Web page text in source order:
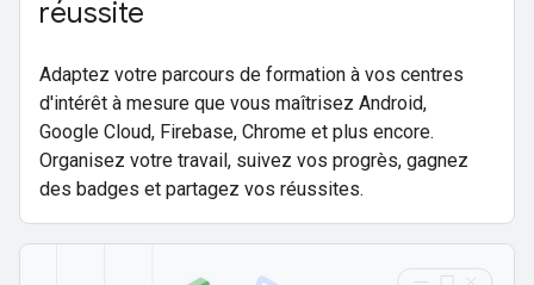
réussite
Adaptez votre parcours de formation à vos centres
d'intérêt à mesure que vous maîtrisez Android,
Google Cloud, Firebase, Chrome et plus encore.
Organisez votre travail, suivez vos progrès, gagnez
des badges et partagez vos réussites.